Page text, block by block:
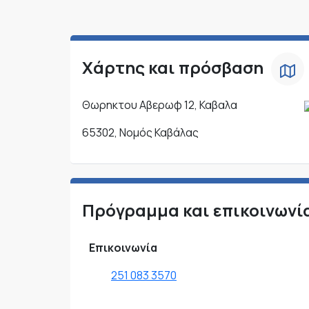
Χάρτης και πρόσβαση
Θωρηκτου Αβερωφ 12, Καβαλα
65302, Νομός Καβάλας
Πρόγραμμα και
Επικοινωνία
251 083 3570